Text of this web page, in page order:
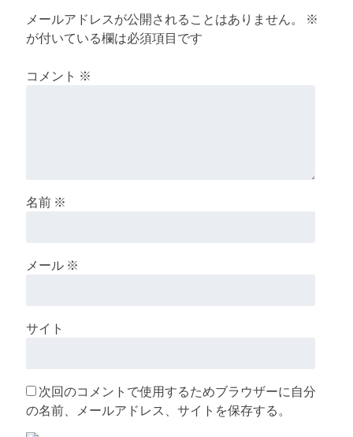
メールアドレスが公開されることはありません。
※
が付いている欄は必須項目です
コメント ※
名前 ※
メール ※
サイト
次回のコメントで使用するためブラウザーに自分
の名前、メールアドレス、サイトを保存する。